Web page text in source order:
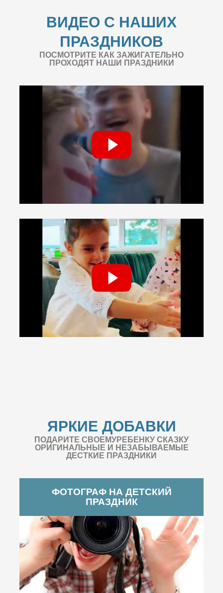
ВИДЕО С НАШИХ
ПРАЗДНИКОВ
ПОСМОТРИТЕ КАК ЗАЖИГАТЕЛЬНО
ПРОХОДЯТ НАШИ ПРАЗДНИКИ
ЯРКИЕ ДОБАВКИ
ПОДАРИТЕ СВОЕМУРЕБЕНКУ СКАЗКУ
ОРИГИНАЛЬНЫЕ И НЕЗАБЫВАЕМЫЕ
ДЕСТКИЕ ПРАЗДНИКИ
ФОТОГРАФ НА ДЕТСКИЙ
ПРАЗДНИК